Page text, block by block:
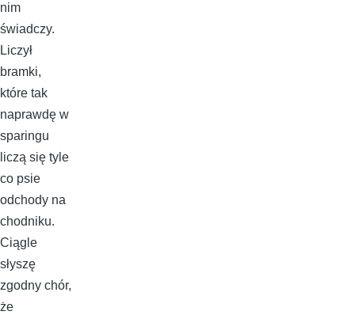
nim
świadczy.
Liczył
bramki,
które tak
naprawdę w
sparingu
liczą się tyle
co psie
odchody na
chodniku.
Ciągle
słyszę
zgodny chór,
że